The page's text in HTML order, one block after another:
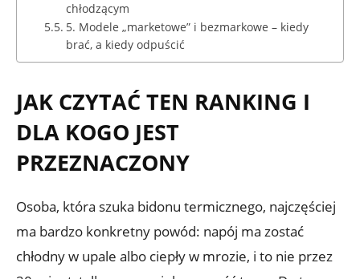
chłodzącym
5. Modele „marketowe” i bezmarkowe – kiedy
brać, a kiedy odpuścić
JAK CZYTAĆ TEN RANKING I
DLA KOGO JEST
PRZEZNACZONY
Osoba, która szuka bidonu termicznego, najczęściej
ma bardzo konkretny powód: napój ma zostać
chłodny w upale albo ciepły w mrozie, i to nie przez